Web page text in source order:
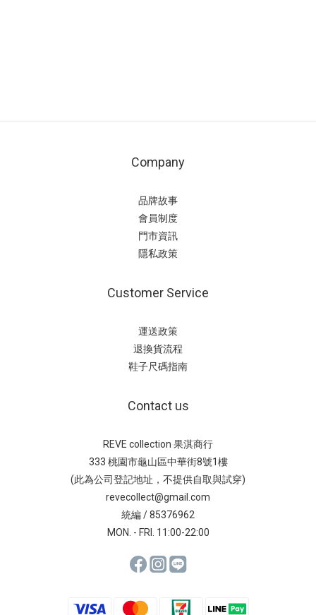
Company
品牌故事
會員制度
門市資訊
隱私政策
Customer Service
運送政策
退換貨流程
鞋子尺碼指南
Contact us
REVE collection 果淇商行
333 桃園市龜山區中華街8號1樓
(此為公司登記地址，不提供自取與試穿)
revecollect@gmail.com
統編 / 85376962
MON. - FRI. 11:00-22:00